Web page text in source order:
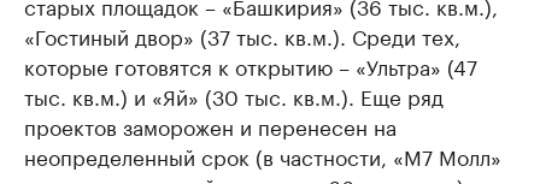
«Гостиный двор» (37 тыс. кв.м.). Среди тех,
которые готовятся к открытию – «Ультра» (47
тыс. кв.м.) и «Яй» (30 тыс. кв.м.). Еще ряд
проектов заморожен и перенесен на
неопределенный срок (в частности, «М7 Молл»